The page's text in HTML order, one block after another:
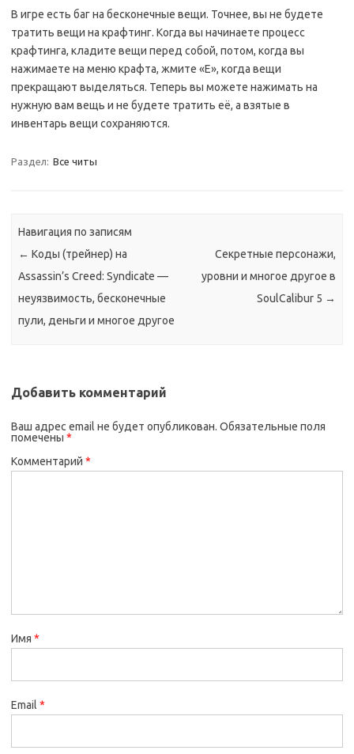
В игре есть баг на бесконечные вещи. Точнее, вы не будете
тратить вещи на крафтинг. Когда вы начинаете процесс
крафтинга, кладите вещи перед собой, потом, когда вы
нажимаете на меню крафта, жмите «E», когда вещи
прекращают выделяться. Теперь вы можете нажимать на
нужную вам вещь и не будете тратить её, а взятые в
инвентарь вещи сохраняются.
Раздел: Все читы
Навигация по записям
← Коды (трейнер) на
Assassin’s Creed: Syndicate —
неуязвимость, бесконечные
пули, деньги и многое другое
Секретные персонажи,
уровни и многое другое в
SoulCalibur 5 →
Добавить комментарий
Ваш адрес email не будет опубликован. Обязательные поля
помечены *
Комментарий *
Имя *
Email *